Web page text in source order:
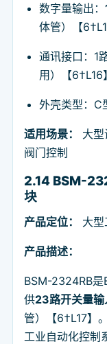
数字量输出：
体管）【
通讯接口：1
用）【6†L16】
外壳类型：C
适用场景：
大
阀门控制
2.14 BSM-
块
产品定位： 大
产品描述：
BSM-2324RB是
供23路开关量输
管）【6†L17】
工业自动化控制